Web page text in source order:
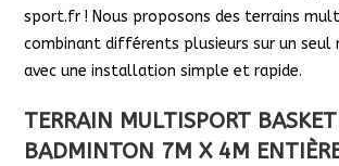
sport.fr ! Nous proposons des terrains
combinant différents plusieurs sur un seul
avec une installation simple et rapide.
TERRAIN MULTISPORT
BADMINTON 7M X 4M